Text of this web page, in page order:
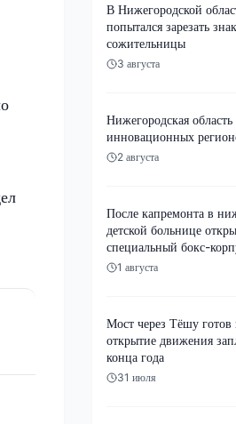
В Нижегородской
попытался зарезать
сожительницы
3 августа
Нижегородская
инновационных
2 августа
После капремонта в
детской больнице
специальный бокс-
1 августа
Мост через Тёшу
открытие движения
конца года
31 июля